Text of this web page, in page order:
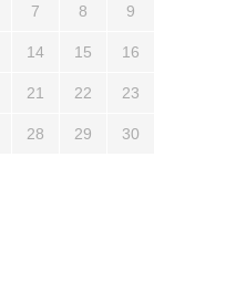
7 8 9
14 15 16
21 22 23
28 29 30